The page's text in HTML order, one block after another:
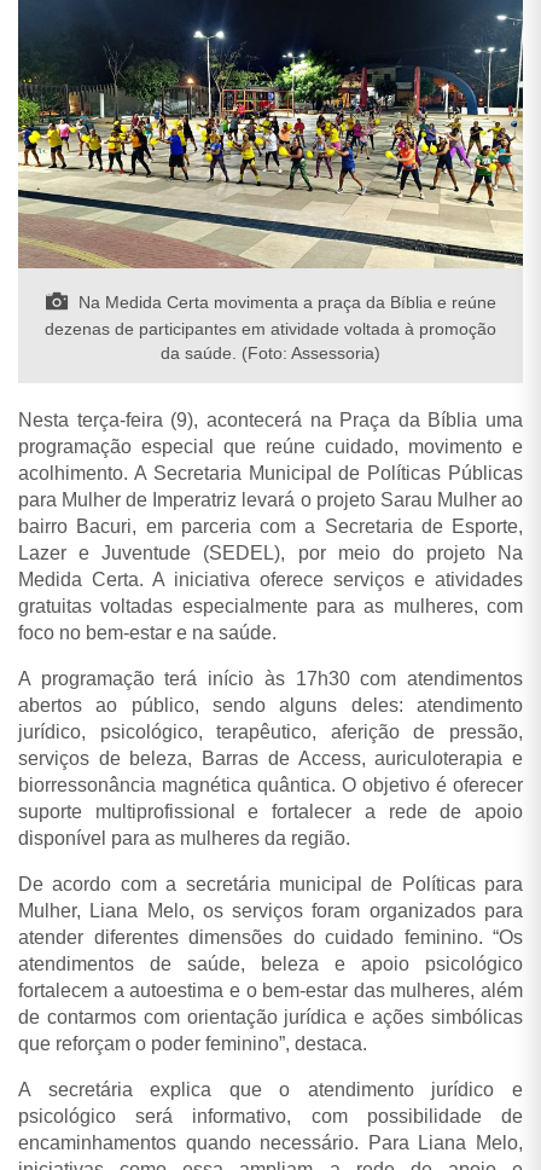
Na Medida Certa movimenta a praça da Bíblia e reúne
dezenas de participantes em atividade voltada à promoção
da saúde. (Foto: Assessoria)
Nesta terça-feira (9), acontecerá na Praça da Bíblia uma
programação especial que reúne cuidado, movimento e
acolhimento. A Secretaria Municipal de Políticas Públicas
para Mulher de Imperatriz levará o projeto Sarau Mulher ao
bairro Bacuri, em parceria com a Secretaria de Esporte,
Lazer e Juventude (SEDEL), por meio do projeto Na
Medida Certa. A iniciativa oferece serviços e atividades
gratuitas voltadas especialmente para as mulheres, com
foco no bem-estar e na saúde.
A programação terá início às 17h30 com atendimentos
abertos ao público, sendo alguns deles: atendimento
jurídico, psicológico, terapêutico, aferição de pressão,
serviços de beleza, Barras de Access, auriculoterapia e
biorressonância magnética quântica. O objetivo é oferecer
suporte multiprofissional e fortalecer a rede de apoio
disponível para as mulheres da região.
De acordo com a secretária municipal de Políticas para
Mulher, Liana Melo, os serviços foram organizados para
atender diferentes dimensões do cuidado feminino. “Os
atendimentos de saúde, beleza e apoio psicológico
fortalecem a autoestima e o bem-estar das mulheres, além
de contarmos com orientação jurídica e ações simbólicas
que reforçam o poder feminino”, destaca.
A secretária explica que o atendimento jurídico e
psicológico será informativo, com possibilidade de
encaminhamentos quando necessário. Para Liana Melo,